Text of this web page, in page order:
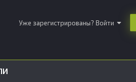
Уже зарегистрированы? Войти